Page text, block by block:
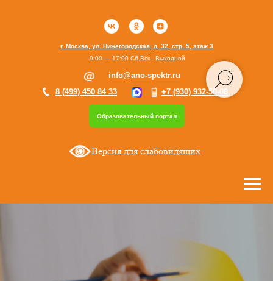
Образовательный портал
г. Москва, ул. Нижегородская, д. 32, стр. 5, этаж 3
+7 (930) 932-50-08
8 (499) 450 84 33
info@ano-spektr.ru
9:00 — 17:00 Сб,Вск - Выходной
Версия для слабовидящих